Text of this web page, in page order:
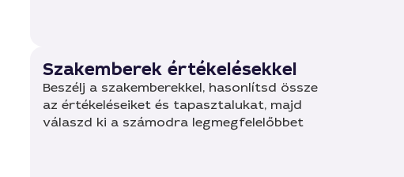
Szakemberek értékelésekkel
Beszélj a szakemberekkel, hasonlítsd össze
az értékeléseiket és tapasztalukat, majd
válaszd ki a számodra legmegfelelőbbet